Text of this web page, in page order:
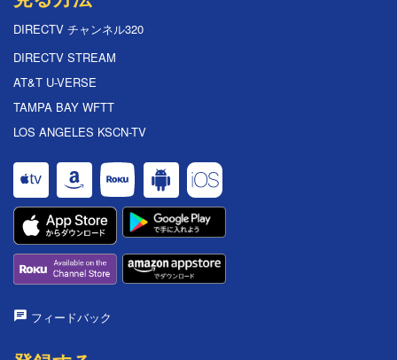
DIRECTV チャンネル320
DIRECTV STREAM
AT&T U-VERSE
TAMPA BAY WFTT
LOS ANGELES KSCN-TV
フィードバック